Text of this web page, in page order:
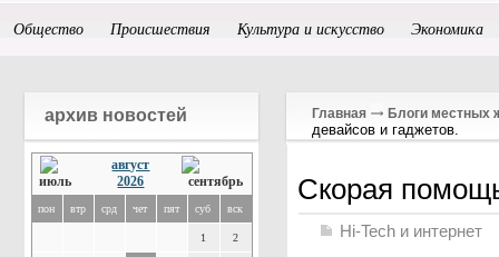
Общество Происшествия Культура и искусство Экономика
архив новостей
август
2026
пон втр срд чет пят суб вск
1 2
Главная Блоги местных
девайсов и гаджетов.
Скорая
Hi-Tech и интернет